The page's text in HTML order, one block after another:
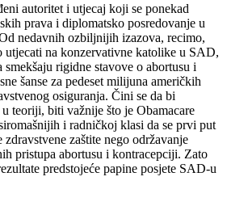
autoritet i utjecaj koji se ponekad
prava i diplomatsko posredovanje u
nedavnih ozbiljnijih izazova, recimo,
utjecati na konzervativne katolike u SAD,
smekšaju rigidne stavove o abortusu i
šanse za pedeset milijuna američkih
osiguranja. Čini se da bi
teoriji, biti važnije što je Obamacare
i radničkoj klasi da se prvi put
zaštite nego održavanje
pristupa abortusu i kontracepciji. Zato
predstojeće papine posjete SAD-u